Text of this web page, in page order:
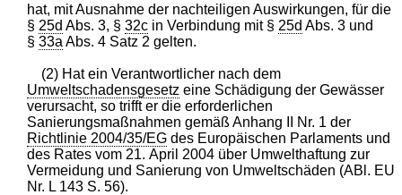
hat, mit Ausnahme der nachteiligen Auswirkungen, für die
§ 25d Abs. 3, §32c in Verbindung mit § 25d Abs. 3 und
§33a Abs. 4 Satz 2 gelten.
(2) Hat ein Verantwortlicher nach dem
Umweltschadensgesetz eine Schädigung der Gewässer
verursacht, so trifft er die erforderlichen
Sanierungsmaßnahmen gemäß Anhang II Nr. 1 der
Richtlinie 2004/35/EG des Europäischen Parlaments und
des Rates vom 21. April 2004 über Umwelthaftung zur
Vermeidung und Sanierung von Umweltschäden (ABl. EU
Nr. L 143 S. 56).